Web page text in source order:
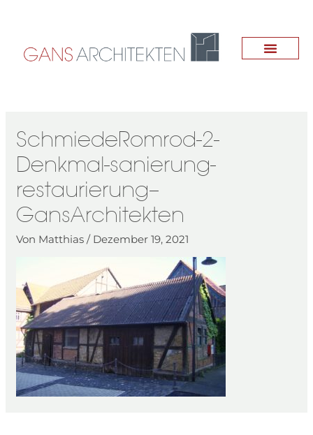
SchmiedeRomrod-2-
Denkmal-sanierung-
restaurierung–
GansArchitekten
Von Matthias/ Dezember 19, 2021